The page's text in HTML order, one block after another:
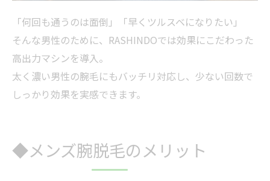
「何回も通うのは面倒」「早くツルスベになりたい」
そんな男性のために、RASHINDOでは効果にこだわった
高出力マシンを導入。
太く濃い男性の腕毛にもバッチリ対応し、少ない回数で
しっかり効果を実感できます。
◆メンズ腕脱毛のメリット